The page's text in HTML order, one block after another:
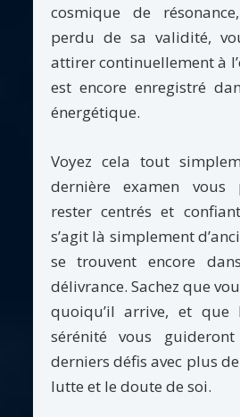
cosmique de
perdu de sa validité,
attirer continuellement à
est encore enregistré
énergétique.
Voyez cela tout
dernière examen vous
rester centrés et
s’agit là simplement
se trouvent encore
délivrance. Sachez que
quoiqu’il arrive, et
sérénité vous
derniers défis avec plus
lutte et le doute de soi.